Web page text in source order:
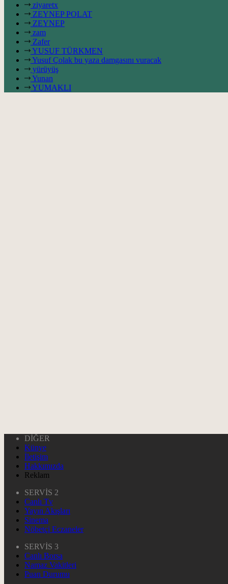
ziyaretx
ZEYNEP POLAT
ZEYNEP
zam
Zafer
YUSUF TÜRKMEN
Yusuf Çolak bu yaza damgasını vuracak
yürüyüş
Yunan
YUMAKLI
DİĞER
Künye
İletişim
Hakkımızda
Reklam
SERVİS 2
Canlı Tv
Yayın Akışları
Sinema
Nöbetçi Eczaneler
SERVİS 3
Canlı Borsa
Namaz Vakitleri
Puan Durumu